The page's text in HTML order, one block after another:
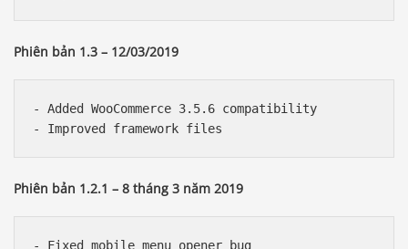
Phiên bản 1.3 – 12/03/2019
- Added WooCommerce 3.5.6 compatibility
Phiên bản 1.2.1 – 8 tháng 3 năm 2019